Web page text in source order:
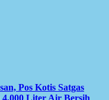
Pos Kotis Satgas
Liter Air Bersih